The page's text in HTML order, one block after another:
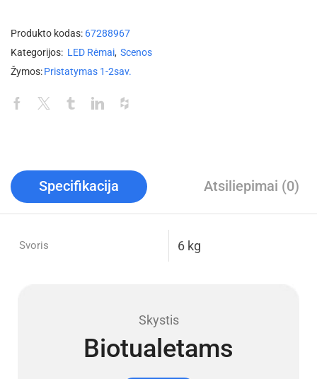
Produkto kodas: 67288967
Kategorijos: LED Rėmai, Scenos
Žymos:Pristatymas 1-2sav.
Specifikacija Atsiliepimai (0)
Svoris 6 kg
Skystis
Biotualetams